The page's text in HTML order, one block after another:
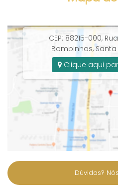
CEP: 88215-000,
Bombinhas,
Clique aqui
Dúvidas?